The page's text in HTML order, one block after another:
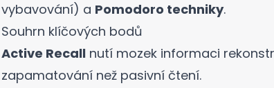
vybavování) a Pomodoro techniky.
Souhrn klíčových bodů
Active Recall nutí mozek informaci
zapamatování než pasivní čtení.